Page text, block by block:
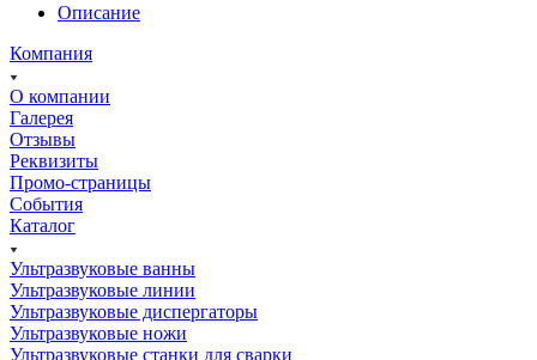
Описание
Компания
О компании
Галерея
Отзывы
Реквизиты
Промо-страницы
События
Каталог
Ультразвуковые ванны
Ультразвуковые линии
Ультразвуковые диспергаторы
Ультразвуковые ножи
Ультразвуковые станки для сварки